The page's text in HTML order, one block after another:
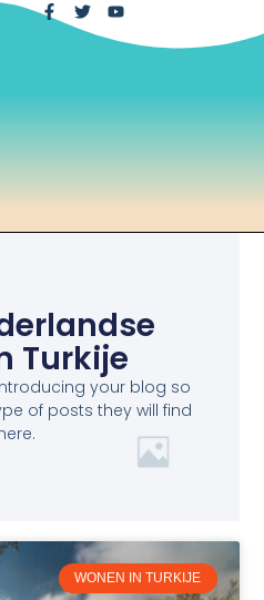
Turkije
your blog so
of posts they will find
WONEN IN TURKIJE